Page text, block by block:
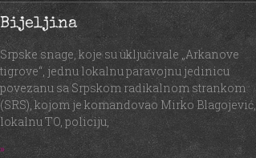
Bijeljina
Srpske snage, koje su uključivale „Arkanove
tigrove“, jednu lokalnu paravojnu jedinicu
povezanu sa Srpskom radikalnom strankom
(SRS), kojom je komandovao Mirko Blagojević,
lokalnu TO, policiju,
»